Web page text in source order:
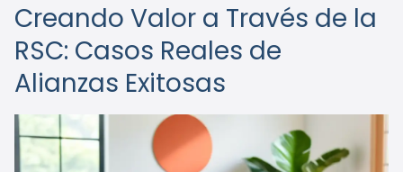
Creando Valor a Través de la
RSC: Casos Reales de
Alianzas Exitosas